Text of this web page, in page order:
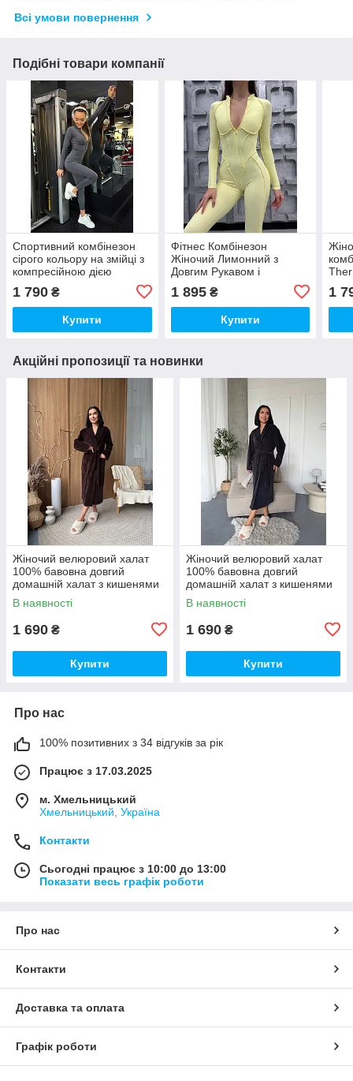
Всі умови повернення
Подібні товари компанії
Спортивний комбінезон
сірого кольору на змійці з
компресійною дією
1 790 ₴
Купити
Фітнес Комбінезон
Жіночий Лимонний з
Довгим Рукавом і
Відкритою Спиною - Боді
для Спорту, Йоги
1 895₴
Купити
1
Акційні пропозиції та новинки
Жіночий велюровий халат
100% бавовна довгий
домашній халат з кишенями
преміум якості
В наявності
1 690 ₴
Купити
Жіночий велюровий халат
100% бавовна довгий
домашній халат з кишенями
преміум якості
В наявності
1 690 ₴
Купити
Про нас
100% позитивних з 34 відгуків за рік
Працює з 17.03.2025
м. Хмельницький
Хмельницький, Україна
Контакти
Сьогодні працює з 10:00 до 13:00
Показати весь графік роботи
Про нас
Контакти
Доставка та оплата
Графік роботи